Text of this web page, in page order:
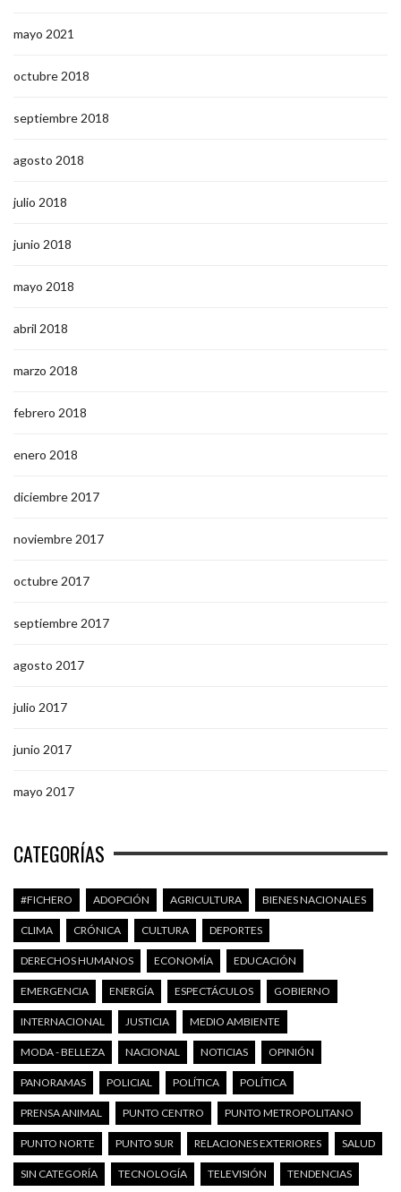
mayo 2021
octubre 2018
septiembre 2018
agosto 2018
julio 2018
junio 2018
mayo 2018
abril 2018
marzo 2018
febrero 2018
enero 2018
diciembre 2017
noviembre 2017
octubre 2017
septiembre 2017
agosto 2017
julio 2017
junio 2017
mayo 2017
CATEGORÍAS
#FICHERO ADOPCIÓN AGRICULTURA BIENES NACIONALES
CLIMA CRÓNICA CULTURA DEPORTES
DERECHOS HUMANOS ECONOMÍA EDUCACIÓN
EMERGENCIA ENERGÍA ESPECTÁCULOS GOBIERNO
INTERNACIONAL JUSTICIA MEDIO AMBIENTE
MODA - BELLEZA NACIONAL NOTICIAS OPINIÓN
PANORAMAS POLICIAL POLÍTICA POLÍTICA
PRENSA ANIMAL PUNTO CENTRO PUNTO METROPOLITANO
PUNTO NORTE PUNTO SUR RELACIONES EXTERIORES SALUD
SIN CATEGORÍA TECNOLOGÍA TELEVISIÓN TENDENCIAS